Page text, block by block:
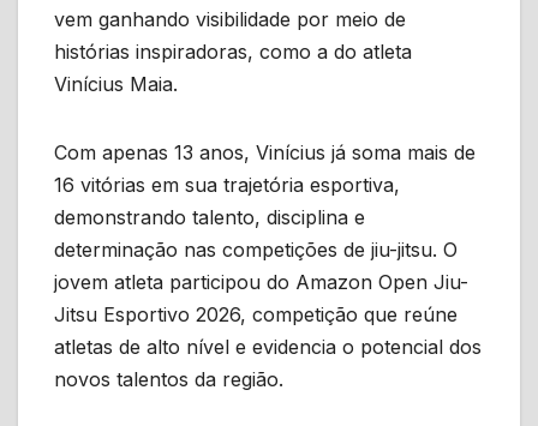
vem ganhando visibilidade por meio de
histórias inspiradoras, como a do atleta
Vinícius Maia.
Com apenas 13 anos, Vinícius já soma mais de
16 vitórias em sua trajetória esportiva,
demonstrando talento, disciplina e
determinação nas competições de jiu-jitsu. O
jovem atleta participou do Amazon Open Jiu-
Jitsu Esportivo 2026, competição que reúne
atletas de alto nível e evidencia o potencial dos
novos talentos da região.